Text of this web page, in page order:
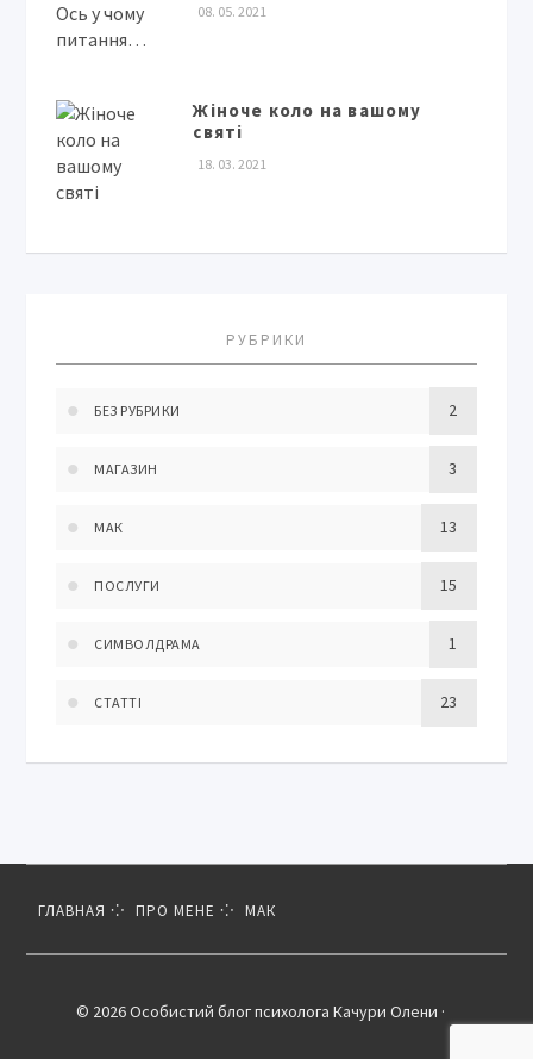
08. 05. 2021
Жіноче коло на вашому
святі
18. 03. 2021
РУБРИКИ
БЕЗ РУБРИКИ 2
МАГАЗИН 3
МАК 13
ПОСЛУГИ 15
СИМВОЛДРАМА 1
СТАТТІ 23
ГЛАВНАЯ ПРО МЕНЕ МАК
© 2026 Особистий блог психолога Качури Олени ·